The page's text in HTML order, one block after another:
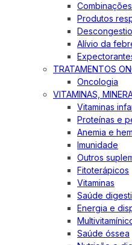
Produtos
Alívio da
TRATAMENTOS
Oncologia
VITAMINAS,
Vitaminas
Proteínas e
Anemia e
Imunidade
Outros
Fitoterápicos
Vitaminas
Saúde
Energia e
Saúde óssea